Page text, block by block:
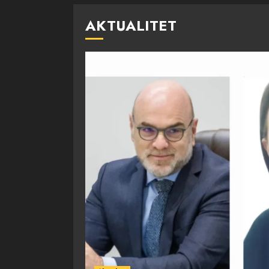
AKTUALITET